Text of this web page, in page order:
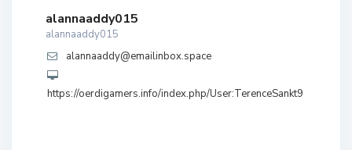
alannaaddy015
alannaaddy015
alannaaddy@emailinbox.space
https://oerdigamers.info/index.php/User:TerenceSankt9